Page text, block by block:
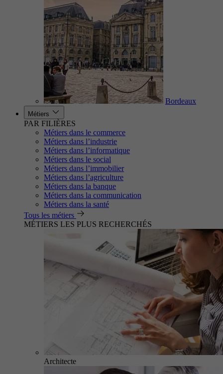
Bordeaux
Métiers
PAR FILIÈRES
Métiers dans le commerce
Métiers dans l’industrie
Métiers dans l’informatique
Métiers dans le social
Métiers dans l’immobilier
Métiers dans l’agriculture
Métiers dans la banque
Métiers dans la communication
Métiers dans la santé
Tous les métiers
MÉTIERS LES PLUS RECHERCHÉS
Architecte